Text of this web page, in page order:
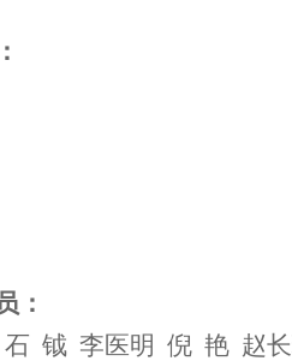
：
钺 李医明 倪 艳 赵